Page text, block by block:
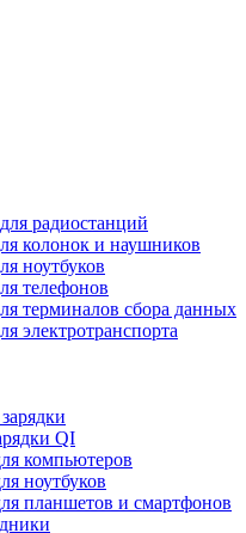
радиостанций
колонок и наушников
ноутбуков
телефонов
терминалов сбора данных
электротранспорта
QI
компьютеров
ноутбуков
планшетов и смартфонов